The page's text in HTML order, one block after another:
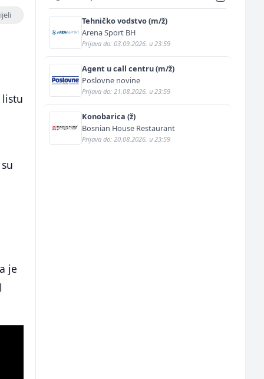
je
Tehničko vodstvo (m/ž)
Arena Sport BH
Prijava do: 03.09.2026. u 23:59
Agent u call centru (m/ž)
Poslovne novine
Prijava do: 21.08.2026. u 23:59
Konobarica (ž)
Bosnian House Restaurant
Prijava do: 20.08.2026. u 23:59